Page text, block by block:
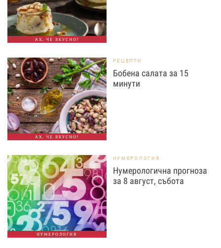
АХ, ЧЕ ВКУСНО!
АХ, ЧЕ ВКУСНО!
РЕЦЕПТИ
Бобена салата за 15
минути
НУМЕРОЛОГИЯ
НУМЕРОЛОГИЯ
Нумерологична прогноза
за 8 август, събота